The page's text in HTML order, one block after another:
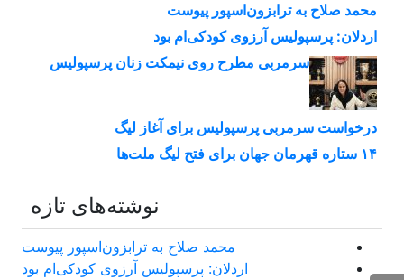
محمد صلاح به ترابزون‌اسپور پیوست
اردلان: پرسپولیس آرزوی کودکی‌ام بود
سرمربی مطرح روی نیمکت زنان پرسپولیس
درخواست سرمربی پرسپولیس برای آغاز لیگ
۱۴ ستاره قهرمان جهان برای فتح لیگ ملت‌ها
نوشته‌های تازه
محمد صلاح به ترابزون‌اسپور پیوست
اردلان: پرسپولیس آرزوی کودکی‌ام بود